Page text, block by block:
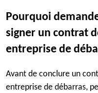
Pourquoi
signer un contrat
entreprise de
Avant de conclure un
entreprise de débarras,